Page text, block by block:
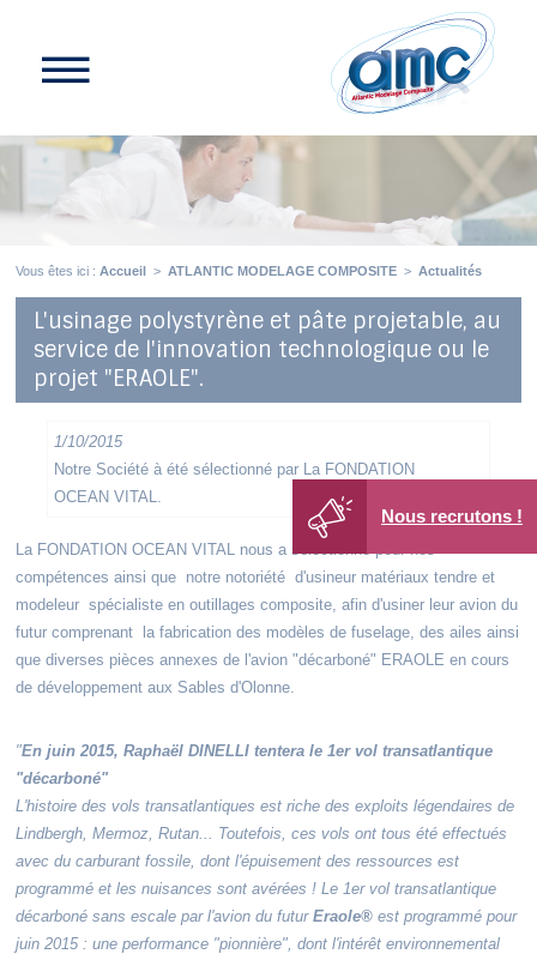
Nous recrutons !
Vous êtes ici : Accueil >ATLANTIC MODELAGE COMPOSITE >Actualités
L'usinage polystyrène et pâte projetable, au
service de l'innovation technologique ou le
projet "ERAOLE".
1/10/2015
Notre Société à été sélectionné par La FONDATION
OCEAN VITAL.
La FONDATION OCEAN VITAL nous a sélectionné pour nos
compétences ainsi que notre notoriété d'usineur matériaux tendre et
modeleur spécialiste en outillages composite, afin d'usiner leur avion du
futur comprenant la fabrication des modèles de fuselage, des ailes ainsi
que diverses pièces annexes de l'avion "décarboné" ERAOLE en cours
de développement aux Sables d'Olonne.
"En juin 2015, Raphaël DINELLI tentera le 1er vol transatlantique
"décarboné"
L'histoire des vols transatlantiques est riche des exploits légendaires de
Lindbergh, Mermoz, Rutan... Toutefois, ces vols ont tous été effectués
avec du carburant fossile, dont l'épuisement des ressources est
programmé et les nuisances sont avérées ! Le 1er vol transatlantique
décarboné sans escale par l'avion du futurEraole® est programmé pour
juin 2015 : une performance "pionnière", dont l'intérêt environnemental